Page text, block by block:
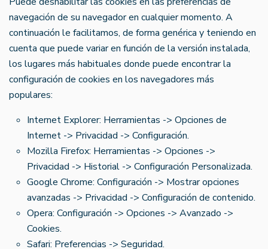
navegación de su navegador en cualquier momento. A
continuación le facilitamos, de forma genérica y teniendo en
cuenta que puede variar en función de la versión instalada,
los lugares más habituales donde puede encontrar la
configuración de cookies en los navegadores más
populares:
Internet Explorer: Herramientas -> Opciones de
Internet -> Privacidad -> Configuración.
Mozilla Firefox: Herramientas -> Opciones ->
Privacidad -> Historial -> Configuración Personalizada.
Google Chrome: Configuración -> Mostrar opciones
avanzadas -> Privacidad -> Configuración de contenido.
Opera: Configuración -> Opciones -> Avanzado ->
Cookies.
Safari: Preferencias -> Seguridad.